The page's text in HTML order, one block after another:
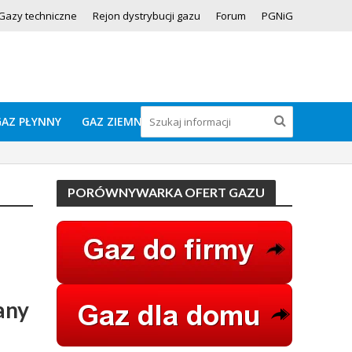
techniczne Rejon dystrybucji gazu Forum PGNiG
PŁYNNY GAZ ZIEMNY
PORÓWNYWARKA OFERT GAZU